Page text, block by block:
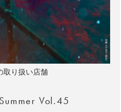
取り扱い店舗
Vol.45